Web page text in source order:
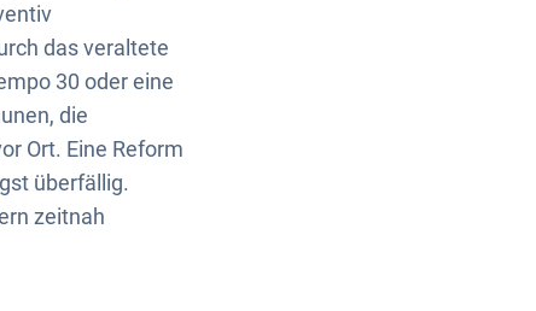
das veraltete
30 oder eine
die
Ort. Eine Reform
überfällig.
zeitnah